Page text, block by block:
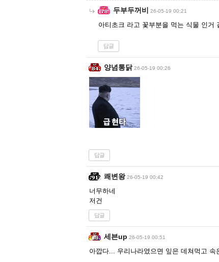
두부두꺼비 26-05-19 00:21
아티초크 라고 꽃부분을 먹는 식물 인거
답글
양념통닭 26-05-19 00:26
답글
쾌변왕 26-05-19 00:42
너무하네
저건
답글
세븐up 26-05-19 00:51
아깝다... 우리나라였으면 잎은 데쳐먹고